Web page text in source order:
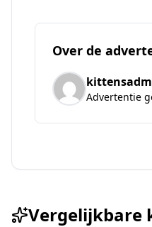
Over de
Advertentie
Vergelijkbare